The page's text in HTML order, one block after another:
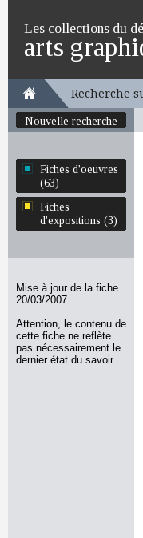
Les collections du
arts
Recherche
Nouvelle recherche
Fiches d'oeuvres
(63)
Fiches
d'expositions (3)
Mise à jour de la fiche
20/03/2007
Attention, le contenu de
cette fiche ne reflète
pas nécessairement le
dernier état du savoir.